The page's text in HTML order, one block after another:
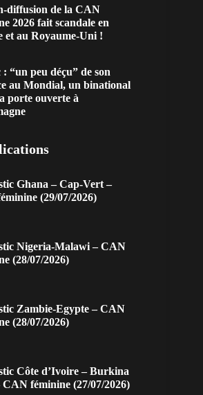
diffusion de la CAN
2026 fait scandale en
et au Royaume-Uni !
“un peu déçu” de son
au Mondial, un binational
porte ouverte à
Ghana – Cap-Vert –
(29/07/2026)
Nigeria-Malawi – CAN
(28/07/2026)
Zambie-Egypte – CAN
(28/07/2026)
Côte d’Ivoire – Burkina
CAN féminine (27/07/2026)